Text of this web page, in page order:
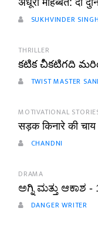
अधूरी मोहब्बत: दो
SUKHVINDER
THRILLER
కటిక చీకటిగది
TWIST MASTER
MOTIVATIONAL
सड़क किनारे की चाय
CHANDNI
DRAMA
ಅಗ್ನಿ ಮತ್ತು ಆಕಾಶ -
DANGER WRITER